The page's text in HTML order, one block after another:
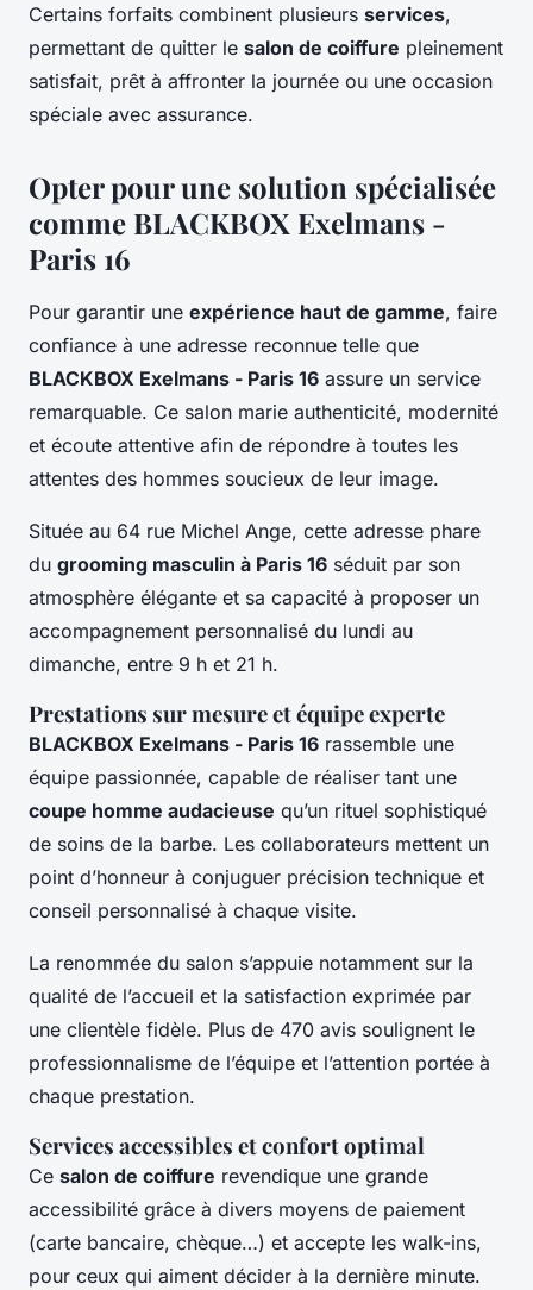
Certains forfaits combinent plusieurs services,
permettant de quitter le salon de coiffure pleinement
satisfait, prêt à affronter la journée ou une occasion
spéciale avec assurance.
Opter pour une solution spécialisée
comme BLACKBOX Exelmans -
Paris 16
Pour garantir une expérience haut de gamme, faire
confiance à une adresse reconnue telle que
BLACKBOX Exelmans - Paris 16 assure un service
remarquable. Ce salon marie authenticité, modernité
et écoute attentive afin de répondre à toutes les
attentes des hommes soucieux de leur image.
Située au 64 rue Michel Ange, cette adresse phare
du grooming masculin à Paris 16 séduit par son
atmosphère élégante et sa capacité à proposer un
accompagnement personnalisé du lundi au
dimanche, entre 9 h et 21 h.
Prestations sur mesure et équipe experte
BLACKBOX Exelmans - Paris 16 rassemble une
équipe passionnée, capable de réaliser tant une
coupe homme audacieuse qu’un rituel sophistiqué
de soins de la barbe. Les collaborateurs mettent un
point d’honneur à conjuguer précision technique et
conseil personnalisé à chaque visite.
La renommée du salon s’appuie notamment sur la
qualité de l’accueil et la satisfaction exprimée par
une clientèle fidèle. Plus de 470 avis soulignent le
professionnalisme de l’équipe et l’attention portée à
chaque prestation.
Services accessibles et confort optimal
Ce salon de coiffure revendique une grande
accessibilité grâce à divers moyens de paiement
(carte bancaire, chèque…) et accepte les walk-ins,
pour ceux qui aiment décider à la dernière minute.